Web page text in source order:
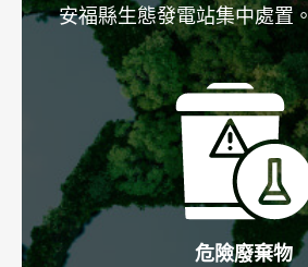
安福縣生態發電站集中處置。
危險廢棄物
永續鴻呈
公司治理
環境永續
全部
環境政策